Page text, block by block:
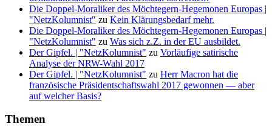
Die Doppel-Moraliker des Möchtegern-Hegemonen Europas |
"NetzKolumnist" zu Kein Klärungsbedarf mehr.
Die Doppel-Moraliker des Möchtegern-Hegemonen Europas |
"NetzKolumnist" zu Was sich z.Z. in der EU ausbildet.
Der Gipfel. | "NetzKolumnist" zu Vorläufige satirische
Analyse der NRW-Wahl 2017
Der Gipfel. | "NetzKolumnist" zu Herr Macron hat die
französische Präsidentschaftswahl 2017 gewonnen — aber
auf welcher Basis?
Themen